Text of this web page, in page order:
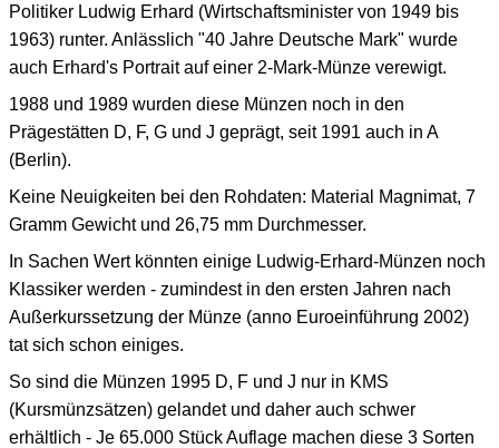
Politiker Ludwig Erhard (Wirtschaftsminister von 1949 bis
1963) runter. Anlässlich "40 Jahre Deutsche Mark" wurde
auch Erhard's Portrait auf einer 2-Mark-Münze verewigt.
1988 und 1989 wurden diese Münzen noch in den
Prägestätten D, F, G und J geprägt, seit 1991 auch in A
(Berlin).
Keine Neuigkeiten bei den Rohdaten: Material Magnimat, 7
Gramm Gewicht und 26,75 mm Durchmesser.
In Sachen Wert könnten einige Ludwig-Erhard-Münzen noch
Klassiker werden - zumindest in den ersten Jahren nach
Außerkurssetzung der Münze (anno Euroeinführung 2002)
tat sich schon einiges.
So sind die Münzen 1995 D, F und J nur in KMS
(Kursmünzsätzen) gelandet und daher auch schwer
erhältlich - Je 65.000 Stück Auflage machen diese 3 Sorten